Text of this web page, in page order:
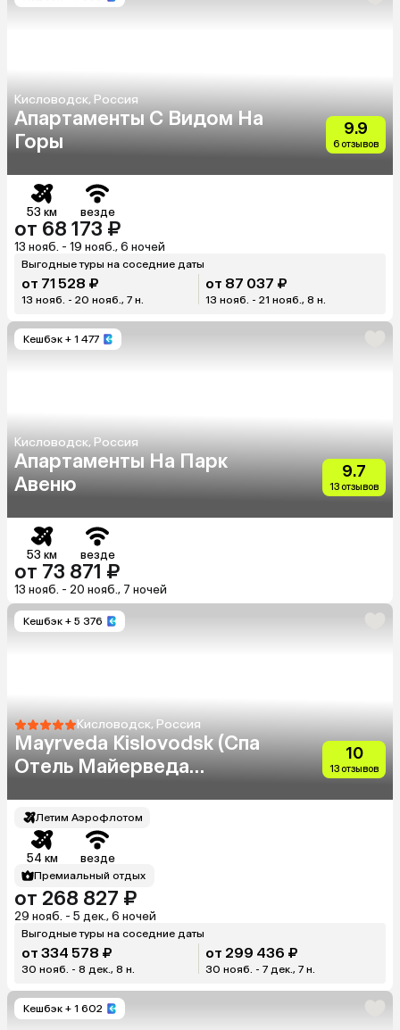
Кисловодск, Россия
Апартаменты С Видом На
Горы
9.9
6 отзывов
53 км везде
от 68 173 ₽
13 нояб. - 19 нояб., 6 ночей
Выгодные туры на соседние даты
от 71 528 ₽
13 нояб. - 20 нояб., 7 н.
от 87 037 ₽
13 нояб. - 21 нояб., 8 н.
Кешбэк + 1 477
Кисловодск, Россия
Апартаменты На Парк
Авеню
9.7
13 отзывов
53 км везде
от 73 871 ₽
13 нояб. - 20 нояб., 7 ночей
Кешбэк + 5 376
Кисловодск, Россия
Mayrveda Kislovodsk (Спа
Отель Майерведа
10
13 отзывов
Летим Аэрофлотом
54 км везде
Премиальный отдых
от 268 827 ₽
29 нояб. - 5 дек., 6 ночей
Выгодные туры на соседние даты
от 334 578 ₽
30 нояб. - 8 дек., 8 н.
от 299 436 ₽
30 нояб. - 7 дек., 7 н.
Кешбэк + 1 602